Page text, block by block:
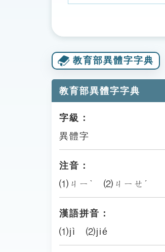
教育部異體字字典
教育部異體字字典
字級：
異體字
注音：
⑴ㄐㄧˋ ⑵ㄐㄧㄝˊ
漢語拼音：
⑴jì ⑵jié